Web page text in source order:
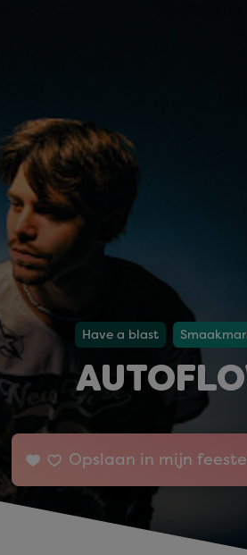
Have a blast
Opslaan in mijn